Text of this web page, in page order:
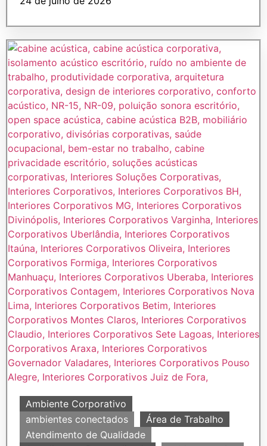
Ambiente Corporativo
ambientes conectados
Área de Trabalho
Atendimento de Qualidade